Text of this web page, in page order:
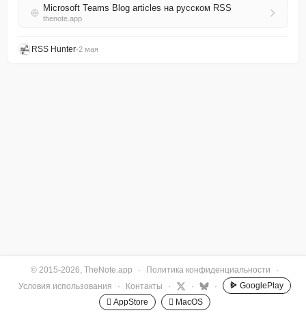
Microsoft Teams Blog articles на русском RSS
thenote.app
RSS Hunter•2 мая
© 2015-2026, TheNote.app · Политика конфиденциальности
·
Условия использования
· Контакты · · ·
GooglePlay
 AppStore
 MacOS